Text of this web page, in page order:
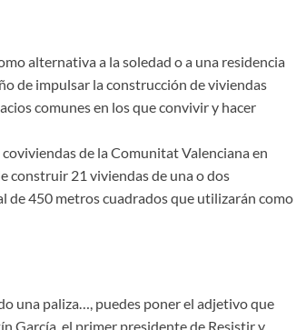
alternativa a la soledad o a una residencia
de impulsar la construcción de viviendas
comunes en los que convivir y hacer
de la Comunitat Valenciana en
construir 21 viviendas de una o dos
de 450 metros cuadrados que utilizarán como
una paliza…, puedes poner el adjetivo que
García, el primer presidente de Resistir y